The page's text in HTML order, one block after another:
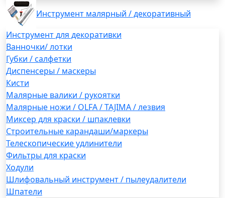
Инструмент малярный / декоративный
Инструмент для декоративки
Ванночки/ лотки
Губки / салфетки
Диспенсеры / маскеры
Кисти
Малярные валики / рукоятки
Малярные ножи / OLFA / TAJIMA / лезвия
Миксер для краски / шпаклевки
Строительные карандаши/маркеры
Телескопические удлинители
Фильтры для краски
Ходули
Шлифовальный инструмент / пылеудалители
Шпатели